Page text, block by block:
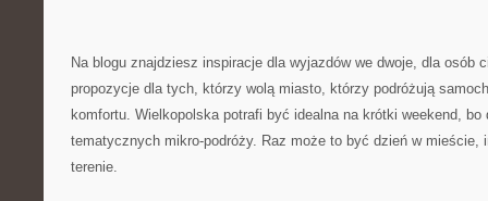
Na blogu znajdziesz inspiracje dla wyjazdów we dwoje, dla osób
propozycje dla tych, którzy wolą miasto, którzy podróżują
komfortu. Wielkopolska potrafi być idealna na krótki weekend, bo
tematycznych mikro-podróży. Raz może to być dzień w mieście,
terenie.